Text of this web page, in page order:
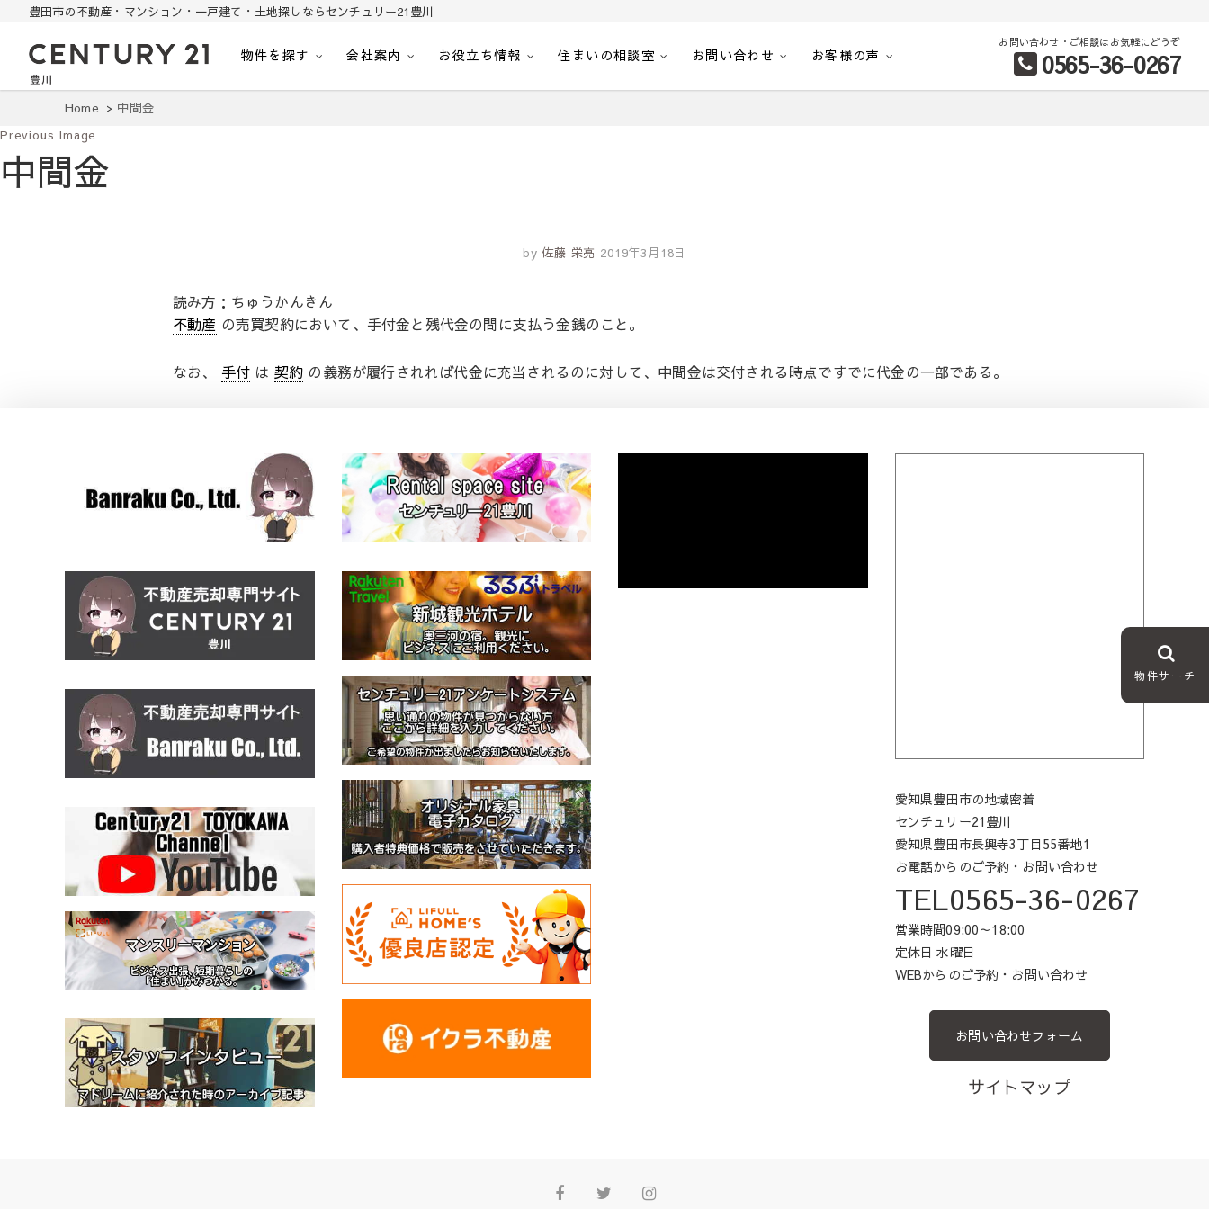
豊田市の不動産・マンション・一戸建て・土地探しならセンチュリー21豊川
豊田市の中古住宅・土地・リノベ物件探し｜センチュリー21豊川
物件を探す 会社案内 お役立ち情報 住まいの相談室 お問い合わせ お客様の声
お問い合わせ・ご相談はお気軽にどうぞ
0565-36-0267
Home 中間金
Previous Image
中間金
by 佐藤 栄亮 2019年3月18日
読み方：ちゅうかんきん
不動産 の売買契約において、手付金と残代金の間に支払う金銭のこと。
なお、 手付 は 契約 の義務が履行されれば代金に充当されるのに対して、中間金は交付される時点ですでに代金の一部である。
物件サーチ
愛知県豊田市の地域密着
センチュリー21豊川
愛知県豊田市長興寺3丁目55番地1
お電話からのご予約・お問い合わせ
TEL0565-36-0267
営業時間09:00～18:00
定休日 水曜日
WEBからのご予約・お問い合わせ
お問い合わせフォーム
サイトマップ
FacebookTwitterInstagram